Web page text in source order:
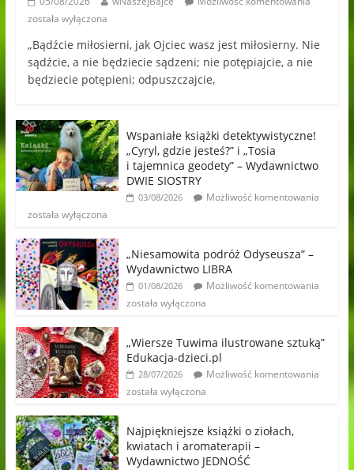
została wyłączona
„Bądźcie miłosierni, jak Ojciec wasz jest miłosierny. Nie
sądźcie, a nie będziecie sądzeni; nie potępiajcie, a nie
będziecie potępieni; odpuszczajcie,
Wspaniałe książki detektywistyczne!
„Cyryl, gdzie jesteś?” i „Tosia
i tajemnica geodety” – Wydawnictwo
DWIE SIOSTRY
03/08/2026
Możliwość komentowania
została wyłączona
„Niesamowita podróż Odyseusza” –
Wydawnictwo LIBRA
01/08/2026
Możliwość komentowania
została wyłączona
„Wiersze Tuwima ilustrowane sztuką”
Edukacja-dzieci.pl
28/07/2026
Możliwość komentowania
została wyłączona
Najpiękniejsze książki o ziołach,
kwiatach i aromaterapii –
Wydawnictwo JEDNOŚĆ